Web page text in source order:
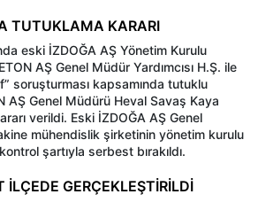
TUTUKLAMA KARARI
eski İZDOĞA AŞ Yönetim Kurulu
AŞ Genel Müdür Yardımcısı H.Ş. ile
soruşturması kapsamında tutuklu
AŞ Genel Müdürü Heval Savaş Kaya
verildi. Eski İZDOĞA AŞ Genel
mühendislik şirketinin yönetim kurulu
şartıyla serbest bırakıldı.
İLÇEDE GERÇEKLEŞTİRİLDİ